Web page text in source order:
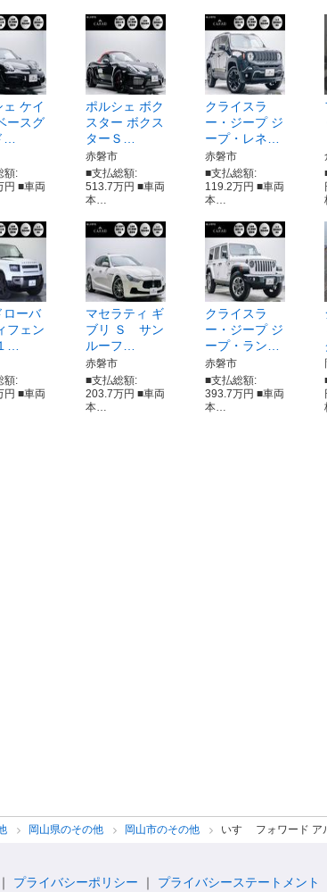
ェ ケイ
ースグ
…
額:
円 ■車両
ポルシェ ボク
スター ボクス
ターＳ…
赤磐市
■支払総額:
513.7万円 ■車両
本…
クライスラ
ー・ジープ ジ
ープ・レネ…
赤磐市
■支払総額:
119.2万円 ■車両
本…
ローバ
フェン
…
額:
円 ■車両
マセラティ ギ
ブリ Ｓ サン
ルーフ…
赤磐市
■支払総額:
203.7万円 ■車両
本…
クライスラ
ー・ジープ ジ
ープ・ラン…
赤磐市
■支払総額:
393.7万円 ■車両
本…
岡山県のその他 岡山市のその他 いすゞ フォワード
プライバシーポリシー プライバシーステートメント